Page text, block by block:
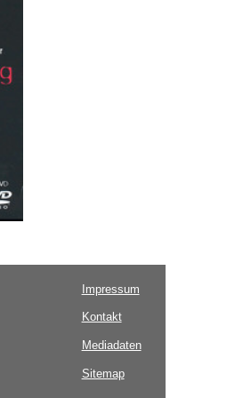
Impressum
Kontakt
Mediadaten
Sitemap